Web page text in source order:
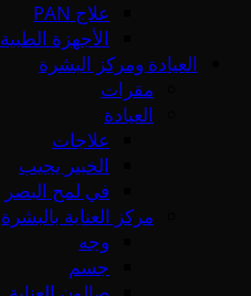
علاج PAN
الأجهزة الطبية
العيادة ومركز البشرة
مقرات
العيادة
علاجات
الخبير يجيب
في لمح البصر
مركز العناية بالبشرة
وجه
جسم